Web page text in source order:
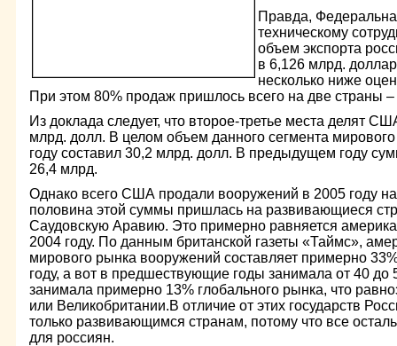
Правда,
техническому
объем экспорта
в 6,126 млрд.
несколько ниже
При этом 80% продаж пришлось всего на две страны
Из доклада следует, что второе-третье места делят
млрд. долл. В целом объем данного сегмента
году составил 30,2 млрд. долл. В предыдущем году
26,4 млрд.
Однако всего США продали вооружений в 2005 году
половина этой суммы пришлась на развивающиеся
Саудовскую Аравию. Это примерно равняется
2004 году. По данным британской газеты «Таймс»,
мирового рынка вооружений составляет примерно
году, а вот в предшествующие годы занимала от 40 до
занимала примерно 13% глобального рынка, что
или Великобритании.В отличие от этих государств
только развивающимся странам, потому что все
для россиян.